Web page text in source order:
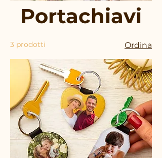
Portachiavi
3 prodotti Ordina